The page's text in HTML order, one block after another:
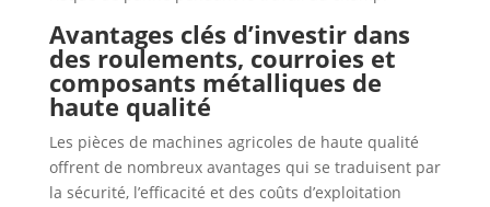
Avantages clés d’investir dans
des roulements, courroies et
composants métalliques de
haute qualité
Les pièces de machines agricoles de haute qualité
offrent de nombreux avantages qui se traduisent par
la sécurité, l’efficacité et des coûts d’exploitation